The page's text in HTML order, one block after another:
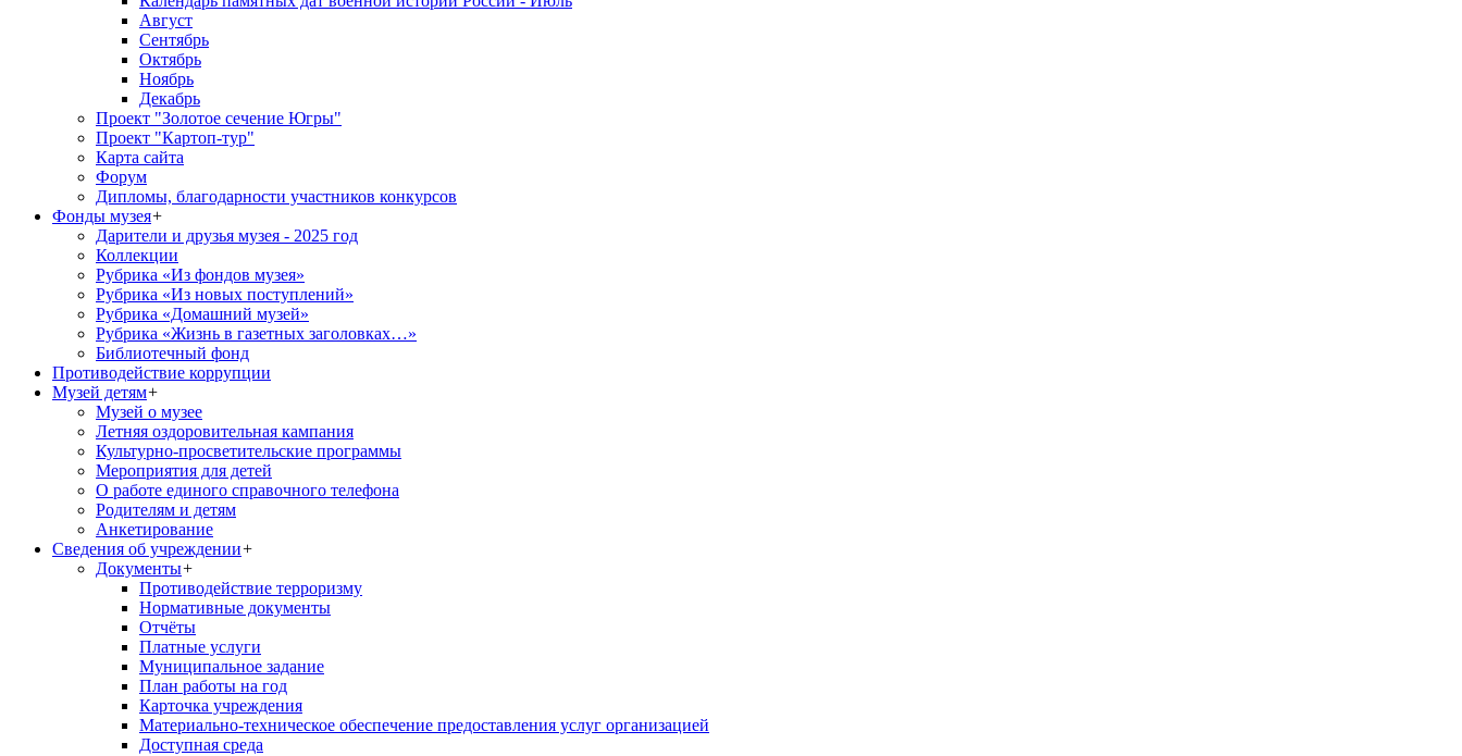
Август
Сентябрь
Октябрь
Ноябрь
Декабрь
Проект "Золотое сечение Югры"
Проект "Картоп-тур"
Карта сайта
Форум
Дипломы, благодарности участников конкурсов
Фонды музея+
Дарители и друзья музея - 2025 год
Коллекции
Рубрика «Из фондов музея»
Рубрика «Из новых поступлений»
Рубрика «Домашний музей»
Рубрика «Жизнь в газетных заголовках…»
Библиотечный фонд
Противодействие коррупции
Музей детям+
Музей о музее
Летняя оздоровительная кампания
Культурно-просветительские программы
Мероприятия для детей
О работе единого справочного телефона
Родителям и детям
Анкетирование
Сведения об учреждении+
Документы+
Противодействие терроризму
Нормативные документы
Отчёты
Платные услуги
Муниципальное задание
План работы на год
Карточка учреждения
Материально-техническое обеспечение предоставления услуг организацией
Доступная среда